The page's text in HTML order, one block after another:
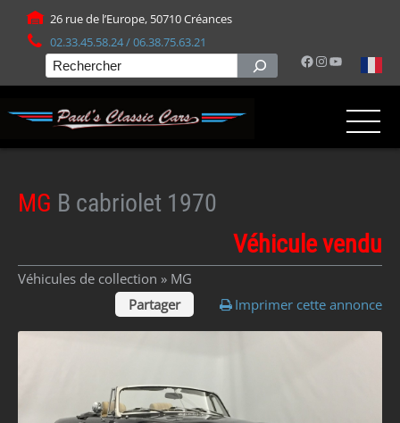
26 rue de l’Europe, 50710 Créances
02.33.45.58.24 / 06.38.75.63.21
Facebook
Instagram
YouTube
Rechercher
MG B cabriolet 1970
Véhicule vendu
Véhicules de collection » MG
Partager
Imprimer cette annonce
Panneau de gestion des cookies